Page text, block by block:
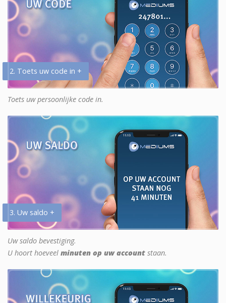
2. Toets uw code in +
Toets uw persoonlijke code in.
3. Uw saldo +
Uw saldo bevestiging.
U hoort hoeveel minuten op uw account staan.